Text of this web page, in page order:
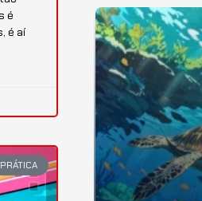
é
é aí
startups...